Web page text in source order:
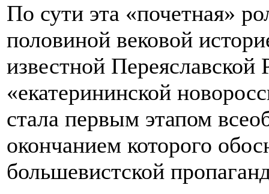
По сути эта «почетная»
половиной вековой
известной
«екатерининской
стала первым этапом
окончанием которого
большевистской